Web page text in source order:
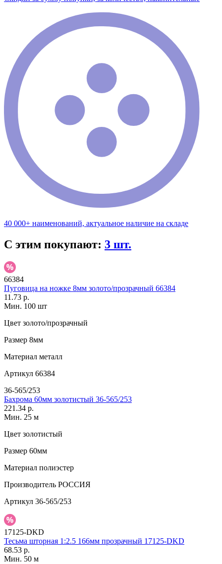
40 000+ наименований, актуальное наличие на складе
С этим покупают: 3 шт.
66384
Пуговица на ножке 8мм золото/прозрачный 66384
11.73 р.
Мин. 100 шт
Цвет золото/прозрачный
Размер 8мм
Материал металл
Артикул 66384
36-565/253
Бахрома 60мм золотистый 36-565/253
221.34 р.
Мин. 25 м
Цвет золотистый
Размер 60мм
Материал полиэстер
Производитель РОССИЯ
Артикул 36-565/253
17125-DKD
Тесьма шторная 1:2.5 166мм прозрачный 17125-DKD
68.53 р.
Мин. 50 м